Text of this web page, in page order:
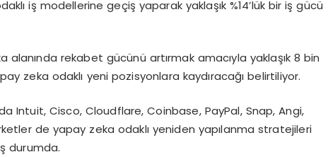
iş modellerine geçiş yaparak yaklaşık %14’lük bir iş gücü
alanında rekabet gücünü artırmak amacıyla yaklaşık 8 bin
zeka odaklı yeni pozisyonlara kaydıracağı belirtiliyor.
Intuit, Cisco, Cloudflare, Coinbase, PayPal, Snap, Angi,
de yapay zeka odaklı yeniden yapılanma stratejileri
durumda.